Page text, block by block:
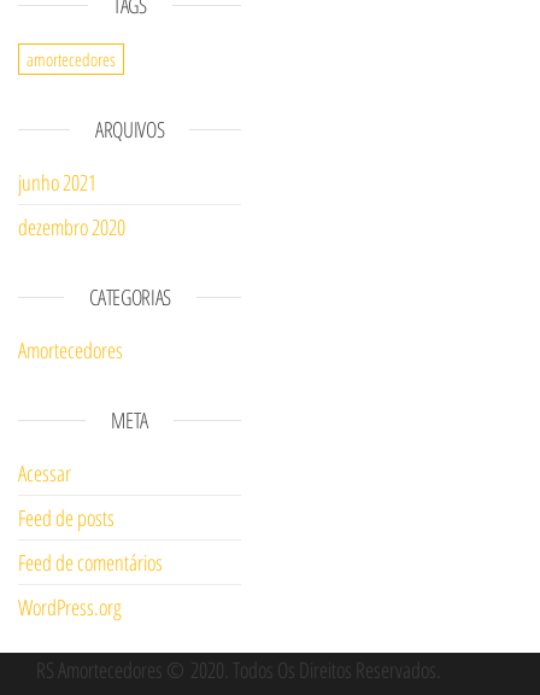
amortecedores
ARQUIVOS
junho 2021
dezembro 2020
CATEGORIAS
Amortecedores
META
Acessar
Feed de posts
Feed de comentários
WordPress.org
RS Amortecedores © 2020. Todos Os Direitos Reservados.